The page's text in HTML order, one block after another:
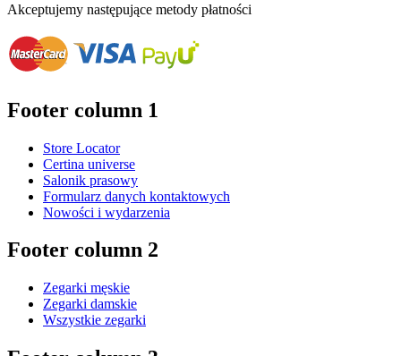
Akceptujemy następujące metody płatności
Footer column 1
Store Locator
Certina universe
Salonik prasowy
Formularz danych kontaktowych
Nowości i wydarzenia
Footer column 2
Zegarki męskie
Zegarki damskie
Wszystkie zegarki